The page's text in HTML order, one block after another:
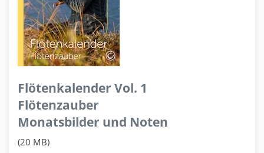
Flötenkalender Vol. 1
Flötenzauber
Monatsbilder und Noten
(20 MB)